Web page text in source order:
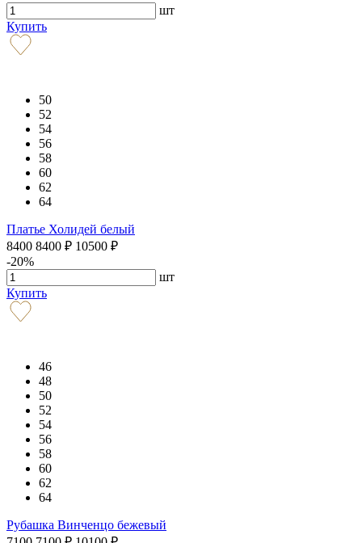
шт
Купить
50
52
54
56
58
60
62
64
Платье Холидей белый
8400 8400 ₽ 10500 ₽
-20%
шт
Купить
46
48
50
52
54
56
58
60
62
64
Рубашка Винченцо бежевый